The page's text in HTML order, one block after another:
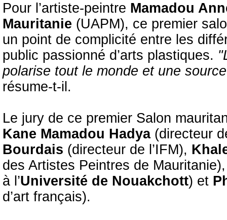
Pour l’artiste-peintre Mamadou
Mauritanie (UAPM), ce premier
un point de complicité entre les
public passionné d’arts plastiques.
polarise tout le monde et une
résume-t-il.
Le jury de ce premier Salon
Kane Mamadou Hadya(directeur
Bourdais (directeur de l’IFM),
des Artistes Peintres de Mauritanie),
à l’Université de Nouakchott) et
d’art français).